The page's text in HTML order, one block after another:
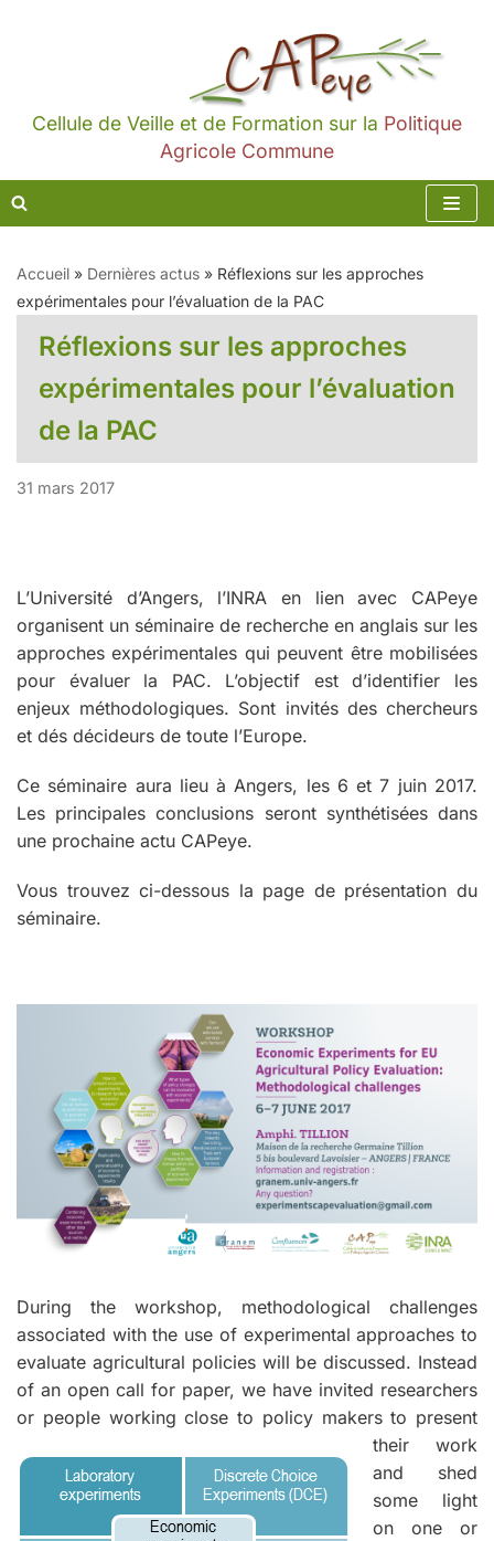
contenu
Cellule de Veille et de Formation sur la Politique
Agricole Commune
Accueil » Dernières actus » Réflexions sur les approches
expérimentales pour l’évaluation de la PAC
Réflexions sur les approches
expérimentales pour l’évaluation
de la PAC
31 mars 2017
L’Université d’Angers, l’INRA en lien avec CAPeye
organisent un séminaire de recherche en anglais sur les
approches expérimentales qui peuvent être mobilisées
pour évaluer la PAC. L’objectif est d’identifier les
enjeux méthodologiques. Sont invités des chercheurs
et dés décideurs de toute l’Europe.
Ce séminaire aura lieu à Angers, les 6 et 7 juin 2017.
Les principales conclusions seront synthétisées dans
une prochaine actu CAPeye.
Vous trouvez ci-dessous la page de présentation du
séminaire.
During the workshop, methodological challenges
associated with the use of experimental approaches to
evaluate agricultural policies will be discussed. Instead
of an open call for paper, we have invited researchers
or people working close to policy makers to present
their work
and shed
some light
on one or